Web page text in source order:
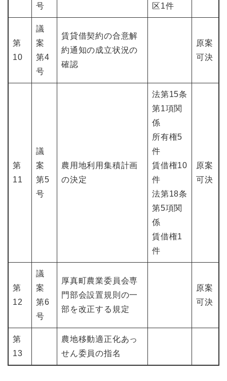
号
区1件
第
10
議
案
第4
号
賃貸借契約の合意解
約通知の成立状況の
確認
原案
可決
第
11
議
案
第5
号
農用地利用集積計画
の決定
法第15条
第1項関
係
所有権5
件
賃借権10
件
法第18条
第5項関
係
賃借権1
件
原案
可決
第
12
議
案
第6
号
厚真町農業委員会専
門部会設置規則の一
部を改正する規定
原案
可決
第
13
農地移動適正化あっ
せん委員の指名